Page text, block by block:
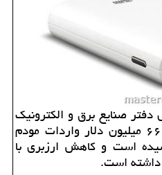
صنایع برق و الكترونیك
وزارت صمت اظهار داشت: ۶۶ میلیون دلار واردات مودم
دلار رسیده است و كاهش ارزبری با
داشته است.